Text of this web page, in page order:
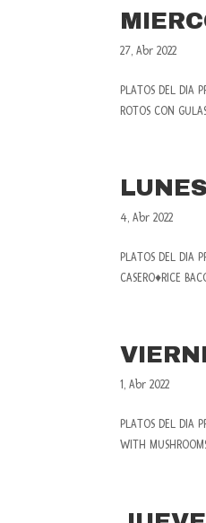
27, Abr 2022
PLATOS DEL DIA
ROTOS CON
4, Abr 2022
PLATOS DEL DIA
CASERO♦RICE
1, Abr 2022
PLATOS DEL DIA
WITH